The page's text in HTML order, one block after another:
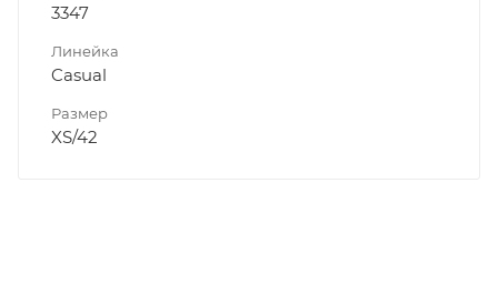
3347
Линейка
Casual
Размер
XS/42